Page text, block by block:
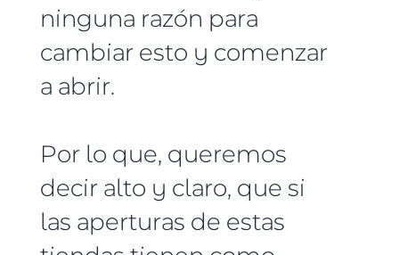
ninguna razón para
cambiar esto y comenzar
a abrir.
Por lo que, queremos
decir alto y claro, que si
las aperturas de estas